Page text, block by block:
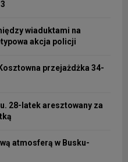
wiaduktami na
akcja policji
przejażdżka 34-
28-latek aresztowany za
atmosferą w Busku-